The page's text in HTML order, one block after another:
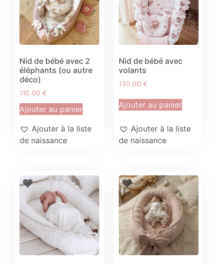
Nid de bébé avec 2
éléphants (ou autre
déco)
110.00 €
Ajouter au panier
Ajouter à la liste
de naissance
Nid de bébé avec
volants
130.00 €
Ajouter au panier
Ajouter à la liste
de naissance